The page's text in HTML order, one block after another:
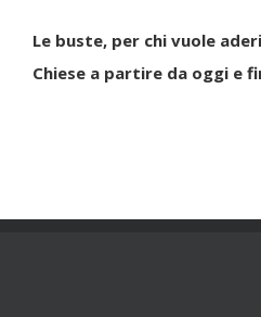
Le buste, per chi vuole
Chiese a partire da oggi e